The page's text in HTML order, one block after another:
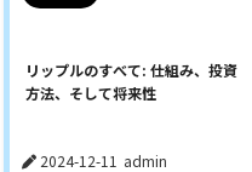
リップルのすべて: 仕組み、投資
方法、そして将来性
2024-12-11 admin